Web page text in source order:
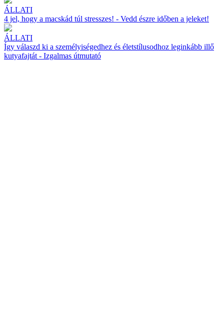
ÁLLATI
4 jel, hogy a macskád túl stresszes! - Vedd észre időben a jeleket!
ÁLLATI
Így válaszd ki a személyiségedhez és életstílusodhoz leginkább illő
kutyafajtát - Izgalmas útmutató